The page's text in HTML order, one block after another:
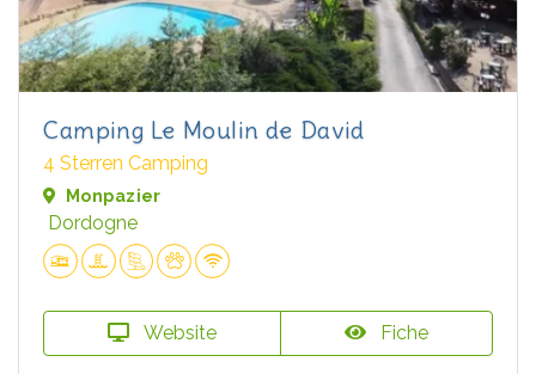
Camping Le Moulin de David
4 Sterren Camping
Monpazier
Dordogne
Website Fiche